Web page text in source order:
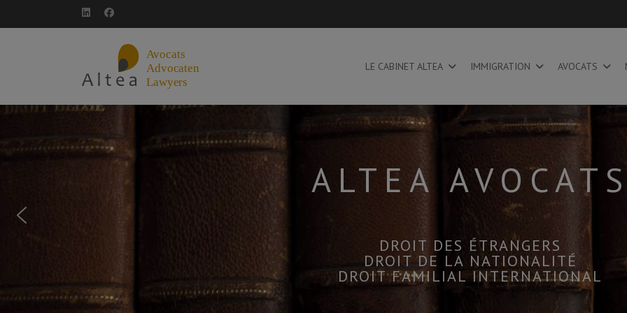
LE CABINET ALTEA IMMIGRATION AVOCATS
ALTEA AVOCATS
DROIT DES ÉTRANGERS
DROIT DE LA NATIONALITÉ
DROIT FAMILIAL INTERNATIONAL